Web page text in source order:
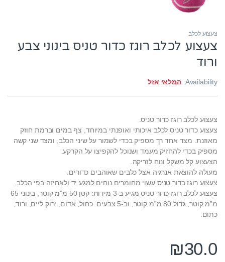
צעצוע לכלב
צעצוע לכלב רוגז כדור טניס בינוני צבע
ורוד
Availability: המלאי אזל
צעצוע לכלב רוגז כדור טניס.
צעצוע כדור טניס לכלב איכותי ואופנתי במיוחד, צף במים וברמת חוזק
מאוזנת. מצד אחד רך מספיק בכדי לשמור על שיני הכלב, ומצד שני קשה
מספיק בכדי להחזיק מעמד ושנוכל להקפיצו על הקרקע.
הצעצוע קל משקל ונוח לזריקה.
מעולה להוצאת אנרגיה אצל כלבים שאוהבים כדורים.
צעצוע רוגז כדור טניס עשוי מחומרים נוחים למגע יד ולאחיזה בפי הכלב.
צעצוע לכלב רוגז כדור טניס מגיע ב-3 מידות: קטן 50 מ”מ קוטר, בינוני 65
מ”מ קוטר, גדול 80 מ”מ קוטר, וב-5 צבעים: כחול, אדום, ירוק ליים, ורוד,
כתום.
₪30.0